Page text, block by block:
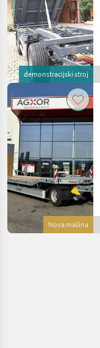
demonstracijski stroj
Nova mašina